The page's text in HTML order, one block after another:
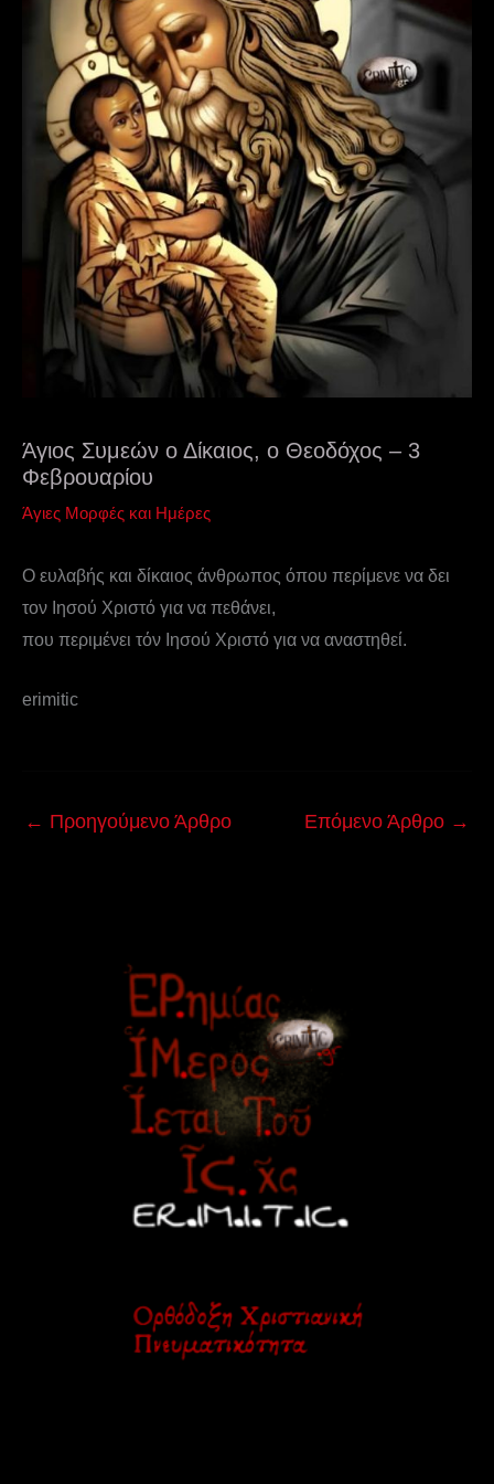
Άγιος Συμεών ο Δίκαιος, ο Θεοδόχος – 3
Φεβρουαρίου
Άγιες Μορφές και Ημέρες
Ο ευλαβής και δίκαιος άνθρωπος όπου περίμενε να δει
τον Ιησού Χριστό για να πεθάνει,
που περιμένει τόν Ιησού Χριστό για να αναστηθεί.
erimitic
← Προηγούμενο Άρθρο Επόμενο Άρθρο →